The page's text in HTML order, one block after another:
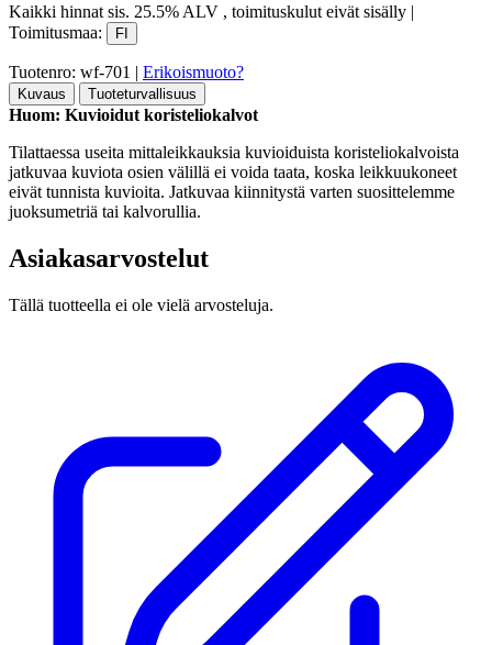
Kaikki hinnat sis. 25.5% ALV , toimituskulut eivät sisälly |
Toimitusmaa:
FI
Tuotenro: wf-701 | Erikoismuoto?
Kuvaus Tuoteturvallisuus
Huom: Kuvioidut koristeliokalvot
Tilattaessa useita mittaleikkauksia kuvioiduista koristeliokalvoista
jatkuvaa kuviota osien välillä ei voida taata, koska leikkuukoneet
eivät tunnista kuvioita. Jatkuvaa kiinnitystä varten suosittelemme
juoksumetriä tai kalvorullia.
Asiakasarvostelut
Tällä tuotteella ei ole vielä arvosteluja.